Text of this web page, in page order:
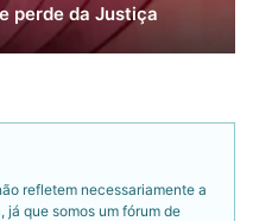
perde da Justiça
refletem necessariamente a
já que somos um fórum de